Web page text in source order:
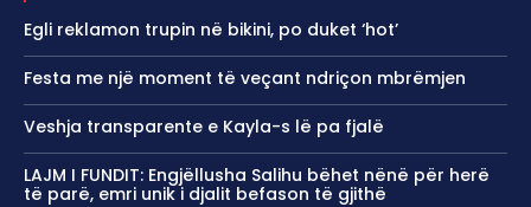
Egli reklamon trupin në bikini, po duket ‘hot’
Festa me një moment të veçant ndriçon mbrëmjen
Veshja transparente e Kayla-s lë pa fjalë
LAJM I FUNDIT: Engjëllusha Salihu bëhet nënë për herë
të parë, emri unik i djalit befason të gjithë